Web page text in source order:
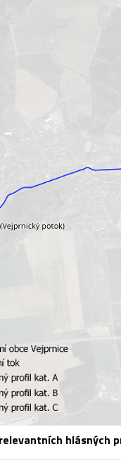
hlásných